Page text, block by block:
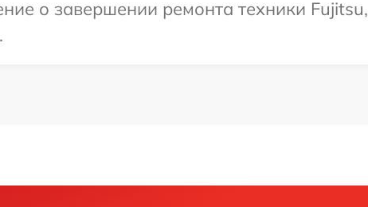
о завершении ремонта техники